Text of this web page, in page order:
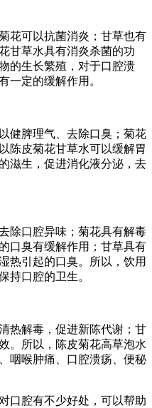
花可以抗菌消炎；甘草也有
甘草水具有消炎杀菌的功
的生长繁殖，对于口腔溃
一定的缓解作用。
健脾理气、去除口臭；菊花
陈皮菊花甘草水可以缓解胃
滋生，促进消化液分泌，去
除口腔异味；菊花具有解毒
口臭有缓解作用；甘草具有
热引起的口臭。所以，饮用
持口腔的卫生。
热解毒，促进新陈代谢；甘
。所以，陈皮菊花高草泡水
咽喉肿痛、口腔溃疡、便秘
口腔有不少好处，可以帮助